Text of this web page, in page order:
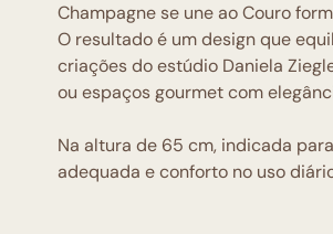
Champagne se une ao Couro
O resultado é um design que
criações do estúdio Daniela
ou espaços gourmet com
Na altura de 65 cm, indicada
adequada e conforto no uso